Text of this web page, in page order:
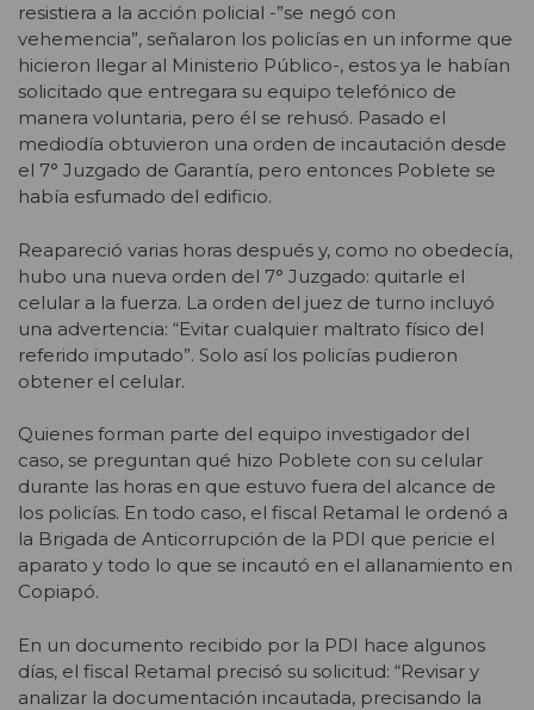
resistiera a la acción policial -”se negó con
vehemencia”, señalaron los policías en un informe que
hicieron llegar al Ministerio Público-, estos ya le habían
solicitado que entregara su equipo telefónico de
manera voluntaria, pero él se rehusó. Pasado el
mediodía obtuvieron una orden de incautación desde
el 7° Juzgado de Garantía, pero entonces Poblete se
había esfumado del edificio.
Reapareció varias horas después y, como no obedecía,
hubo una nueva orden del 7° Juzgado: quitarle el
celular a la fuerza. La orden del juez de turno incluyó
una advertencia: “Evitar cualquier maltrato físico del
referido imputado”. Solo así los policías pudieron
obtener el celular.
Quienes forman parte del equipo investigador del
caso, se preguntan qué hizo Poblete con su celular
durante las horas en que estuvo fuera del alcance de
los policías. En todo caso, el fiscal Retamal le ordenó a
la Brigada de Anticorrupción de la PDI que pericie el
aparato y todo lo que se incautó en el allanamiento en
Copiapó.
En un documento recibido por la PDI hace algunos
días, el fiscal Retamal precisó su solicitud: “Revisar y
analizar la documentación incautada, precisando la